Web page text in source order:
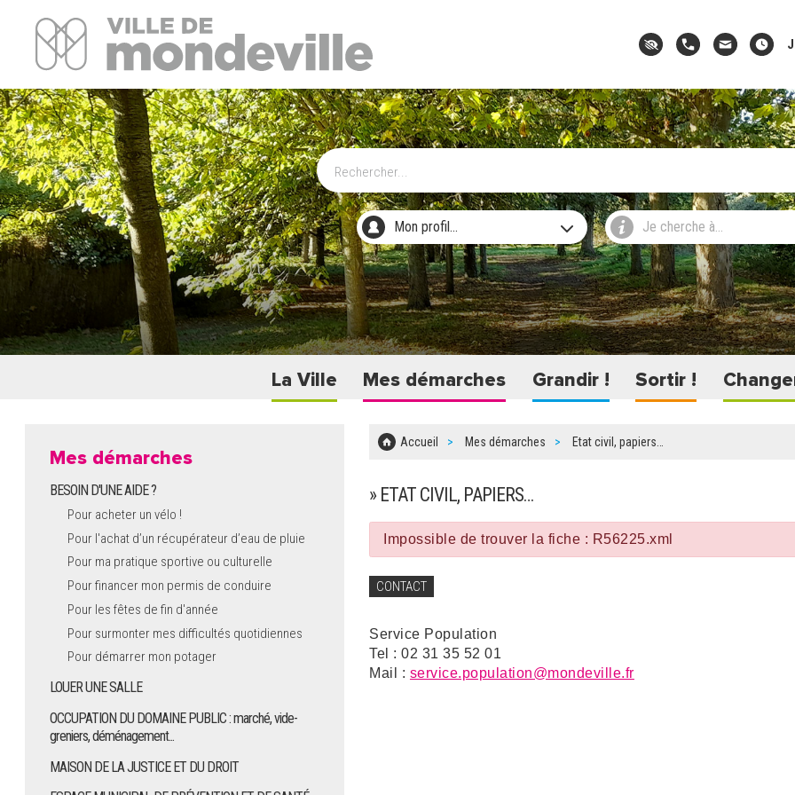
Site Officiel de la ville de Mondeville
Mon profil... Je cherche à...
La Ville Mes démarches Grandir ! Sortir !
Accueil Mes démarches Etat civil, papiers…
» ETAT CIVIL, PAPIERS…
Impossible de trouver la fiche : R56225.xml
CONTACT
Service Population
Tel : 02 31 35 52 01
Mail : service.population@mondeville.fr
Mes démarches
BESOIN D'UNE AIDE ?
Pour acheter un vélo !
Pour l'achat d’un récupérateur d’eau de pluie
Pour ma pratique sportive ou culturelle
Pour financer mon permis de conduire
Pour les fêtes de fin d'année
Pour surmonter mes difficultés quotidiennes
Pour démarrer mon potager
LOUER UNE SALLE
OCCUPATION DU DOMAINE PUBLIC : marché, vide-
greniers, déménagement...
MAISON DE LA JUSTICE ET DU DROIT